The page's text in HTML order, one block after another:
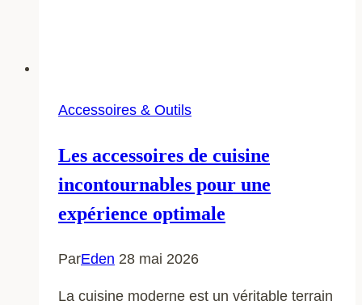
Accessoires & Outils
Les accessoires de cuisine
incontournables pour une
expérience optimale
ParEden 28 mai 2026
La cuisine moderne est un véritable terrain